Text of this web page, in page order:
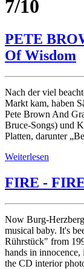
7/10
PETE
Of Wisdom
Nach der viel
Markt kam, haben
Pete Brown And
Bruce-Songs) und
Platten, darunter
Weiterlesen
FIRE -
Now Burg-
musical baby. It's
Rührstück" from
hands in
the CD interior